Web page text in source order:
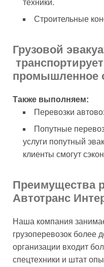
техники.
Строительные
Грузовой
промышленное
Также выполняем:
Перевозки
Попутные
услуги попутный
клиенты смогут
Преимущества
Автотранс
Наша компания
грузоперевозок более
организации входит
спецтехники и штат